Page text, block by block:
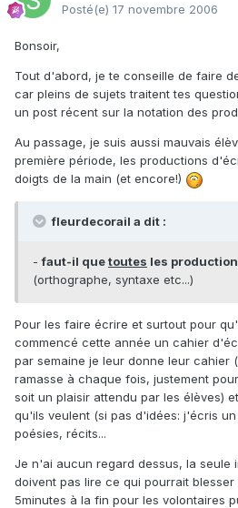
Posté(e) 17 novembre 2006
Bonsoir,
Tout d'abord, je te conseille de faire
car pleins de sujets traitent tes
un post récent sur la notation des
Au passage, je suis aussi mauvais
première période, les productions
doigts de la main (et encore!)
fleurdecorail a dit :
-faut-il quetoutes les
(orthographe, syntaxe etc...)
Pour les faire écrire et surtout pour
commencé cette année un cahier
par semaine je leur donne leur cahier
ramasse à chaque fois, justement
soit un plaisir attendu par les élèves)
qu'ils veulent (si pas d'idées: j'écris
poésies, récits...
Je n'ai aucun regard dessus, la seule
doivent pas lire ce qui pourrait
5minutes à la fin pour les volontaires